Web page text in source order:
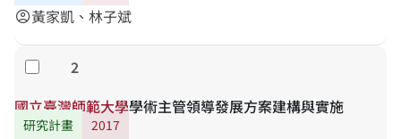
account_circle黃家凱、林子斌
Select
2
國立臺灣師範大學學術主管領導發展方案建構與實施
研究計畫 2017